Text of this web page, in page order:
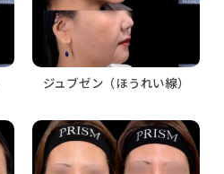
ジュブゼン（ほうれい線）